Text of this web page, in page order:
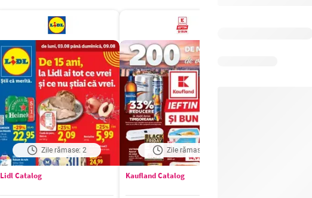
Zile rămase: 2
Lidl Catalog
Zile rămase: 4
Kaufland Catalog